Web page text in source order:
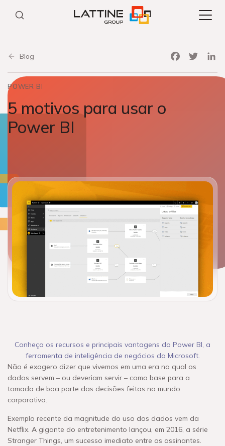
Blog
FacebookTwitter
POWER BI
5 motivos para usar o
Power BI
Conheça os recursos e principais vantagens do Power BI, a
ferramenta de inteligência de negócios da Microsoft.
Não é exagero dizer que vivemos em uma era na qual os
dados servem – ou deveriam servir – como base para a
tomada de boa parte das decisões feitas no mundo
corporativo.
Exemplo recente da magnitude do uso dos dados vem da
Netflix. A gigante do entretenimento lançou, em 2016, a série
Stranger Things, um sucesso imediato entre os assinantes.